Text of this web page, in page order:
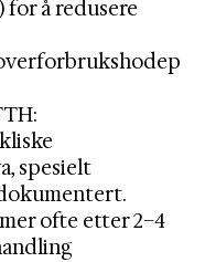
for å redusere
spesielt
ofte etter 2–4